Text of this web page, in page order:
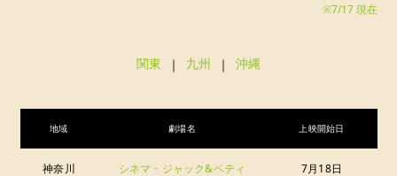
※7/17 現在
関東 ｜ 九州 ｜ 沖縄
地域 劇場名 上映開始日
神奈川 シネマ・ジャック&ベティ 7月18日